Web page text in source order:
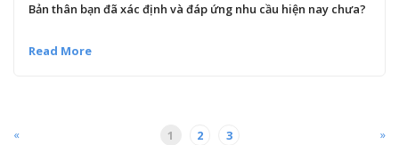
Bản thân bạn đã xác định và đáp ứng nhu cầu hiện nay chưa?
Read More
« 1 2 3 »